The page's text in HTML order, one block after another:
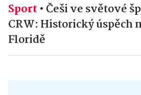
Sport •Češi ve světové
CRW: Historický úspěch
Floridě